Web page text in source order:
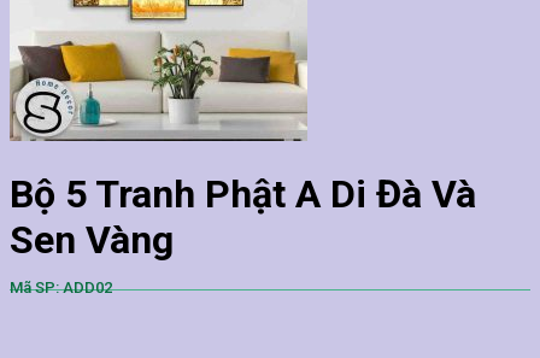
Bộ 5 Tranh Phật A Di Đà Và
Sen Vàng
Mã SP: ADD02